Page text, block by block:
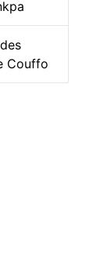
Couffo